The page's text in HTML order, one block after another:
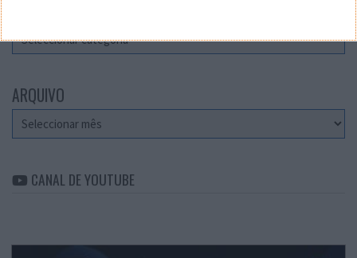
ARQUIVO
Arquivo
CANAL DE YOUTUBE